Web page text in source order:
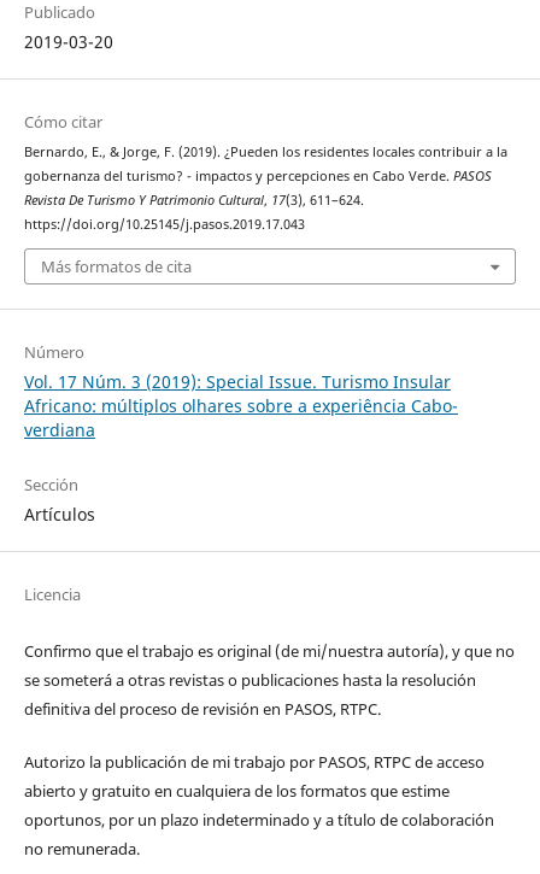
Publicado
2019-03-20
Cómo citar
Bernardo, E., & Jorge, F. (2019). ¿Pueden los residentes locales contribuir a la
gobernanza del turismo? - impactos y percepciones en Cabo Verde. PASOS
Revista De Turismo Y Patrimonio Cultural, 17(3), 611–624.
https://doi.org/10.25145/j.pasos.2019.17.043
Más formatos de cita
Número
Vol. 17 Núm. 3 (2019): Special Issue. Turismo Insular
Africano: múltiplos olhares sobre a experiência Cabo-
verdiana
Sección
Artículos
Licencia
Confirmo que el trabajo es original (de mi/nuestra autoría), y que no
se someterá a otras revistas o publicaciones hasta la resolución
definitiva del proceso de revisión en PASOS, RTPC.
Autorizo la publicación de mi trabajo por PASOS, RTPC de acceso
abierto y gratuito en cualquiera de los formatos que estime
oportunos, por un plazo indeterminado y a título de colaboración
no remunerada.